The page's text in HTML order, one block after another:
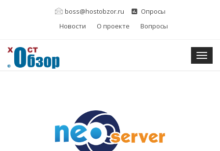
boss@hostobzor.ru
Опросы
Новости
О проекте Вопросы